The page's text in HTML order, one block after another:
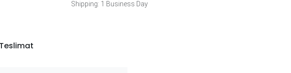
Shipping: 1 Business Day